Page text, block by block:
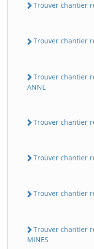
Trouver chantier
Trouver chantier
Trouver chantier
ANNE
Trouver chantier
Trouver chantier
Trouver chantier
Trouver chantier
MINES